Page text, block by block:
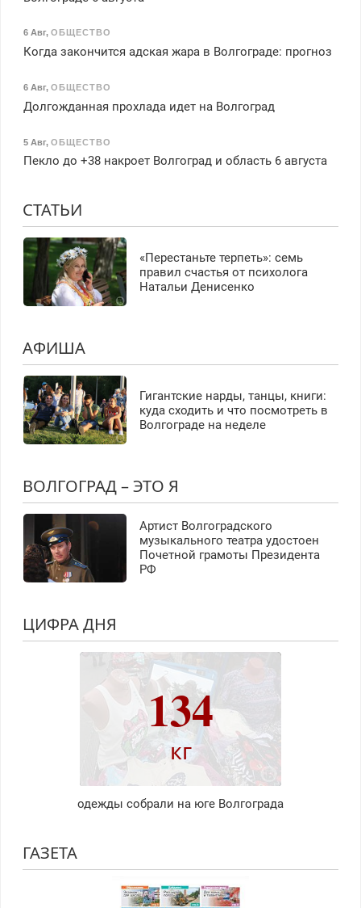
6 Авг, ОБЩЕСТВО
Когда закончится адская жара в Волгограде: прогноз
6 Авг, ОБЩЕСТВО
Долгожданная прохлада идет на Волгоград
5 Авг, ОБЩЕСТВО
Пекло до +38 накроет Волгоград и область 6 августа
СТАТЬИ
«Перестаньте терпеть»: семь
правил счастья от психолога
Натальи Денисенко
АФИША
Гигантские нарды, танцы, книги:
куда сходить и что посмотреть в
Волгограде на неделе
ВОЛГОГРАД – ЭТО Я
Артист Волгоградского
музыкального театра удостоен
Почетной грамоты Президента
РФ
ЦИФРА ДНЯ
134
кг
одежды собрали на юге Волгограда
ГАЗЕТА